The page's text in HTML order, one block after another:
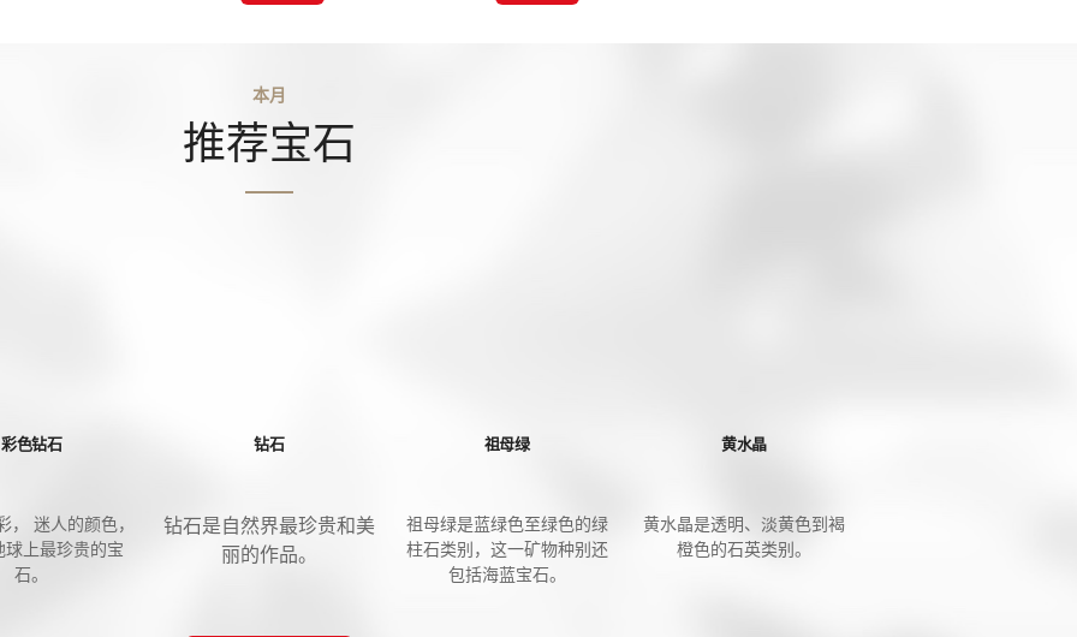
本月
推荐宝石
彩色钻石
， 迷人的颜色，
球上最珍贵的宝
石。
钻石
钻石是自然界最珍贵和美
丽的作品。
祖母绿
祖母绿是蓝绿色至绿色的绿
柱石类别，这一矿物种别还
包括海蓝宝石。
黄水晶
黄水晶是透明、淡黄色到褐
橙色的石英类别。